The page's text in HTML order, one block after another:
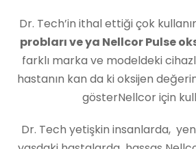
Dr. Tech’in ithal ettiği çok
probları ve ya Nellcor Pulse
farklı marka ve modeldeki
hastanın kan da ki oksijen
gösterNellcor için
Dr. Tech yetişkin insanlarda,